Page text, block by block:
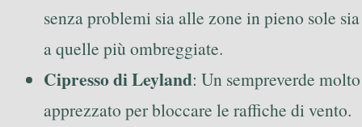
senza problemi sia alle zone in pieno sole sia
a quelle più ombreggiate.
Cipresso di Leyland: Un sempreverde molto
apprezzato per bloccare le raffiche di vento.